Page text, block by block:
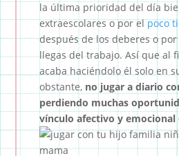
la última prioridad del día
extraescolares o por elpoco
después de los deberes o
llegas del trabajo. Así que al
acaba haciéndolo él solo en
obstante, no jugar a diario
perdiendo muchas
vínculo afectivo y emocional